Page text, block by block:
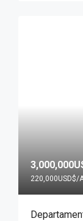
220,000USD$/